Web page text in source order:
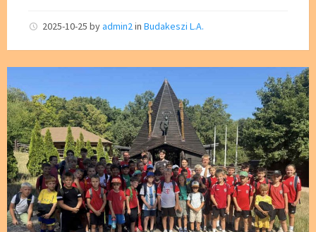
b
o
o
k
tt
er
2025-10-25 byadmin2in Budakeszi L.A.